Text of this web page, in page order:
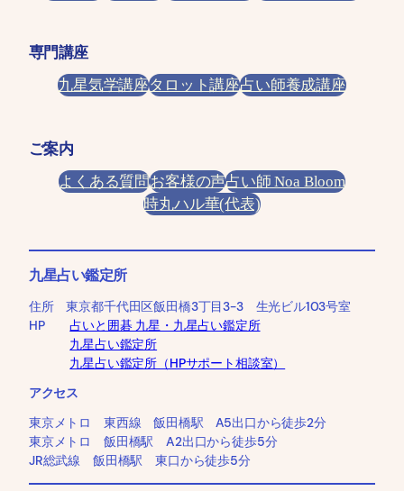
専門講座
九星気学講座タロット講座占い師養成講座
ご案内
よくある質問お客様の声占い師 Noa Bloom
時丸ハル華(代表)
九星占い鑑定所
住所 東京都千代田区飯田橋3丁目3-3 生光ビル103号室
HP占いと囲碁 九星・九星占い鑑定所
九星占い鑑定所
九星占い鑑定所（HPサポート相談室）
アクセス
東京メトロ 東西線 飯田橋駅 A5出口から徒歩2分
東京メトロ 飯田橋駅 A2出口から徒歩5分
JR総武線 飯田橋駅 東口から徒歩5分